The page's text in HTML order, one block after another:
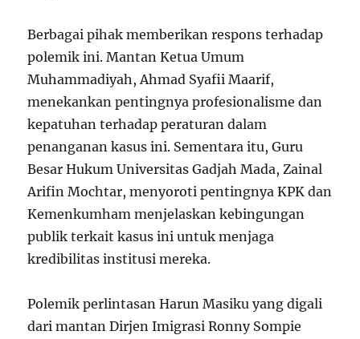
Berbagai pihak memberikan respons terhadap
polemik ini. Mantan Ketua Umum
Muhammadiyah, Ahmad Syafii Maarif,
menekankan pentingnya profesionalisme dan
kepatuhan terhadap peraturan dalam
penanganan kasus ini. Sementara itu, Guru
Besar Hukum Universitas Gadjah Mada, Zainal
Arifin Mochtar, menyoroti pentingnya KPK dan
Kemenkumham menjelaskan kebingungan
publik terkait kasus ini untuk menjaga
kredibilitas institusi mereka.
Polemik perlintasan Harun Masiku yang digali
dari mantan Dirjen Imigrasi Ronny Sompie